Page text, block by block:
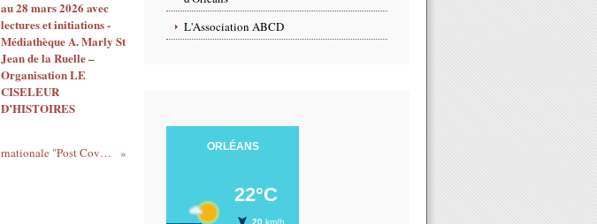
au 28 mars 2026 avec
lectures et initiations -
Médiathèque A. Marly St
Jean de la Ruelle –
Organisation LE
CISELEUR
D’HISTOIRES
Appel à projets Solidarité Internationale "Post Covid" lancé par la Région Centre Val de Loire
L'Association ABCD